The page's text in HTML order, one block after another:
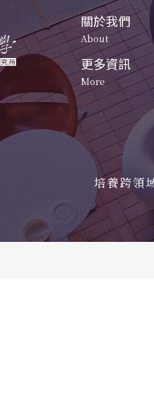
關於我們
About
起源
Origin
發展方向
Development
未來展望
Future Prospect
更多資訊
More
資訊公告
News
活動照片
Event Photos
清大校園地圖
NTHU Map
博士班-一般組
Doctoral
Program
Curriculum
博班學生
Students
招生
碩士
Master's
Program
課程規
Planning
修業規
培養跨領